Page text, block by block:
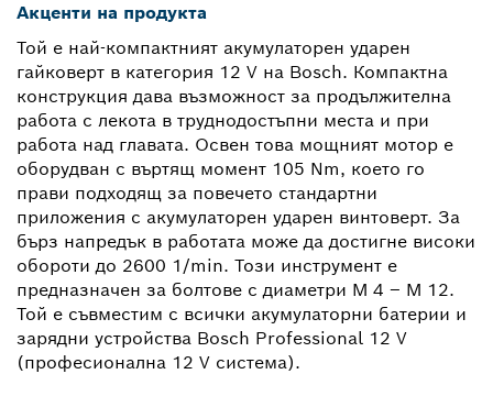
Акценти на продукта
Той е най-компактният акумулаторен ударен
гайковерт в категория 12 V на Bosch. Компактна
конструкция дава възможност за продължителна
работа с лекота в труднодостъпни места и при
работа над главата. Освен това мощният мотор е
оборудван с въртящ момент 105 Nm, което го
прави подходящ за повечето стандартни
приложения с акумулаторен ударен винтоверт. За
бърз напредък в работата може да достигне високи
обороти до 2600 1/min. Този инструмент е
предназначен за болтове с диаметри M 4 – M 12.
Той е съвместим с всички акумулаторни батерии и
зарядни устройства Bosch Professional 12 V
(професионална 12 V система).